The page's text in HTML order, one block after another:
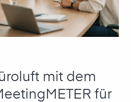
mit dem
für